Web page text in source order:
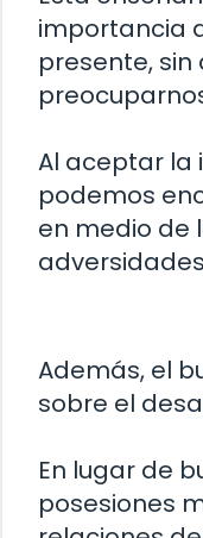
importancia
presente,
Al aceptar la
podemos
en medio de
Además, el
sobre el
En lugar de
posesiones